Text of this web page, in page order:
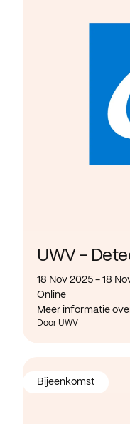
UWV -
18 Nov 2025 - 18
Online
Meer informatie
Door UWV
Bijeenkomst